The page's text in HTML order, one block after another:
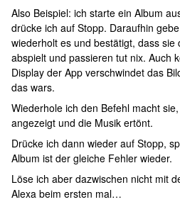
Also Beispiel: ich starte ein Album
drücke ich auf Stopp. Daraufhin
wiederholt es und bestätigt, dass sie
abspielt und passieren tut nix. Auch
Display der App verschwindet das
das wars.
Wiederhole ich den Befehl macht
angezeigt und die Musik ertönt.
Drücke ich dann wieder auf Stopp,
Album ist der gleiche Fehler wieder.
Löse ich aber dazwischen nicht mit
Alexa beim ersten mal…